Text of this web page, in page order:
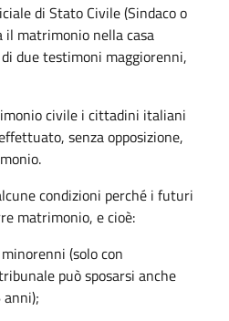
di Stato Civile (Sindaco o
il matrimonio nella casa
due testimoni maggiorenni,
civile i cittadini italiani
senza opposizione,
condizioni perché i futuri
matrimonio, e cioè:
(solo con
può sposarsi anche